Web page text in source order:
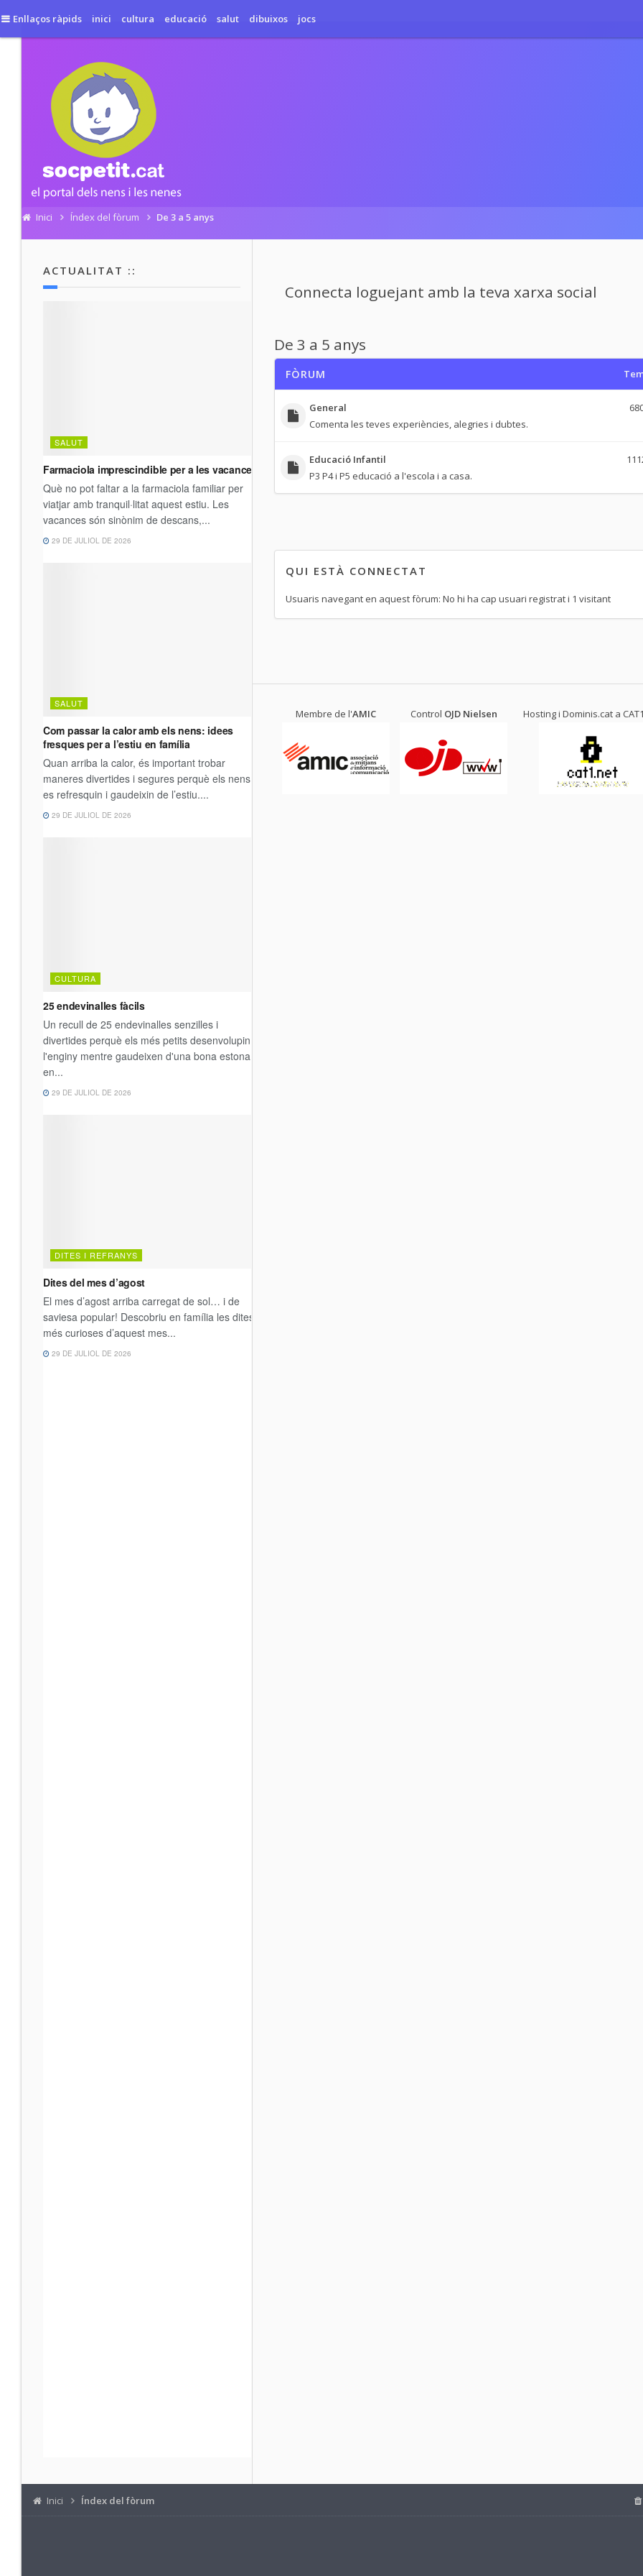
Enllaços ràpids inici cultura educació salut dibuixos jocs
Inici Índex del fòrum De 3 a 5 anys
Connecta loguejant amb la teva xarxa social
De 3 a 5 anys
FÒRUM
General
Comenta les teves experiències, alegries i dubtes.
Educació Infantil
P3 P4 i P5 educació a l'escola i a casa.
QUI ESTÀ CONNECTAT
Usuaris navegant en aquest fòrum: No hi ha cap usuari registrat i 1 visitant
Membre de l'AMIC Control OJD Nielsen Hosting i Dominis.cat a
ACTUALITAT ::
Inici Índex del fòrum